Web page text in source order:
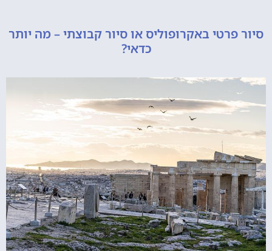
באקרופוליס או סיור קבוצתי – מה יותר